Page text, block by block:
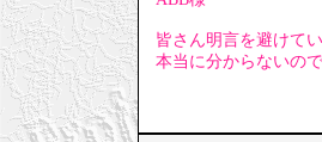
皆さん明言を避けて
本当に分からないの